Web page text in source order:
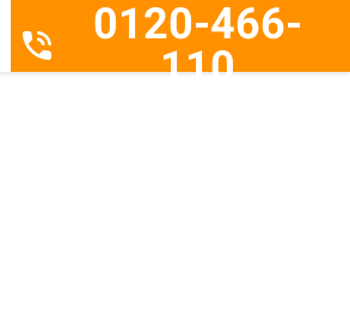
0120-466-
110